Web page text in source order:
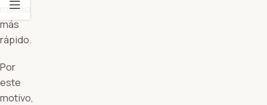
mucho
más
rápido.
Por
este
motivo,